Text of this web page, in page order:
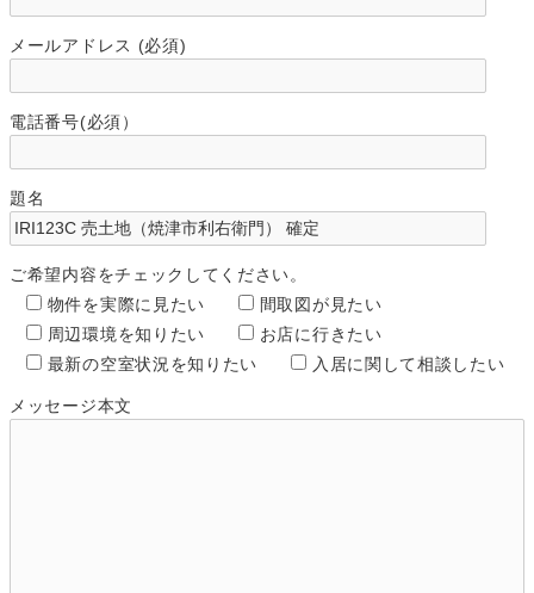
メールアドレス (必須)
電話番号(必須）
題名
ご希望内容をチェックしてください。
物件を実際に見たい
間取図が見たい
周辺環境を知りたい
お店に行きたい
最新の空室状況を知りたい
入居に関して相談したい
メッセージ本文